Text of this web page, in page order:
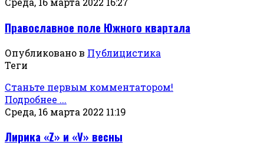
Православное поле Южного квартала
Опубликовано в Публицистика
Теги
Станьте первым комментатором!
Подробнее ...
Среда, 16 марта 2022 11:19
Лирика «Z» и «V» весны